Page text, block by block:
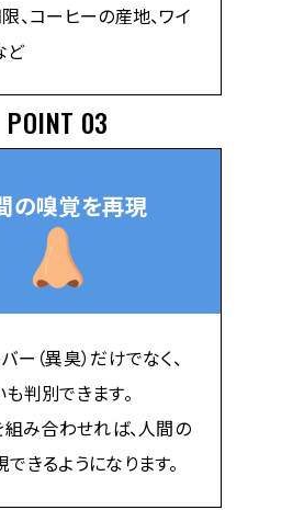
、コーヒーの産地、ワイ
ど
POINT 03
の嗅覚を再現
ー（異臭）だけでなく、
判別できます。
み合わせれば、人間の
きるようになります。